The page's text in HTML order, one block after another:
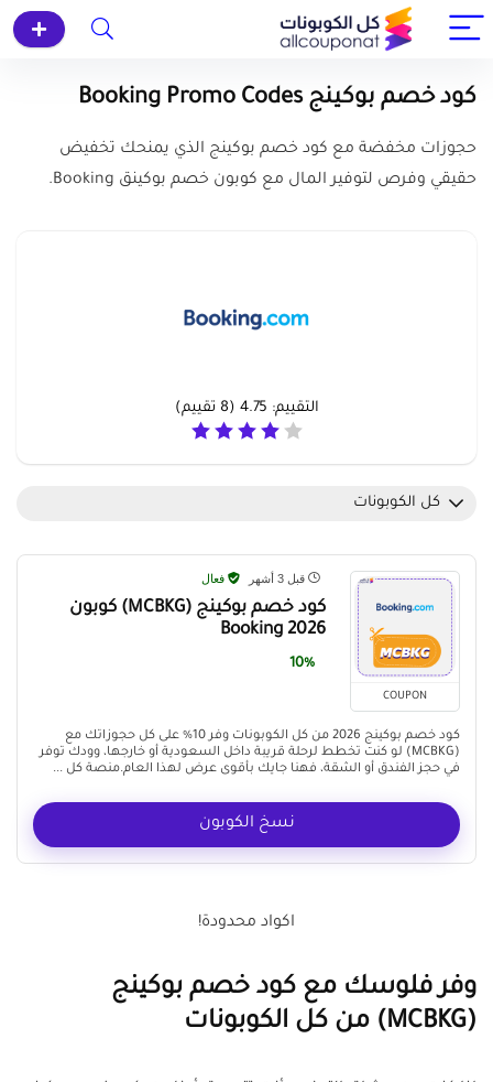
كود خصم بوكينج Booking Promo Codes
حجوزات مخفضة مع كود خصم بوكينج الذي يمنحك تخفيض
حقيقي وفرص لتوفير المال مع كوبون خصم بوكينق Booking.
التقييم: 4.75
(
8 تقييم)
كل الكوبونات
COUPON
قبل 3 أشهر فعال
كود خصم بوكينج (MCBKG) كوبون
Booking 2026
10%
كود خصم بوكينج 2026 من كل الكوبونات وفر 10% على كل حجوزاتك مع
(MCBKG) لو كنت تخطط لرحلة قريبة داخل السعودية أو خارجها، وودك توفر
في حجز الفندق أو الشقة، فهنا جايك بأقوى عرض لهذا العام.منصة كل ...
نسخ الكوبون
اكواد محدودة!
وفر فلوسك مع كود خصم بوكينج
(MCBKG) من كل الكوبونات